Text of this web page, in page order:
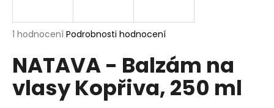
Průměrné
produktu
je
z
1 hodnocení Podrobnosti hodnocení
NATAVA - Balzám na
vlasy Kopřiva, 250 ml
j
t
?